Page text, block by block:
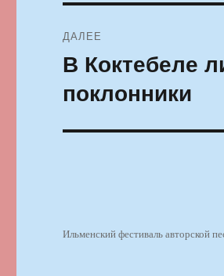
ДАЛЕЕ
Следующая
В Коктебеле
поклонники
Ильменский фестиваль авторской